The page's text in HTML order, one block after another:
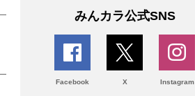
みんカラ公式SNS
Facebook X Instagram